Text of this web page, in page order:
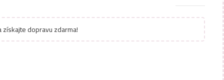
dopravu zdarma!